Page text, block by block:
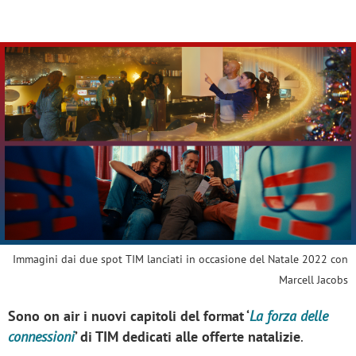
Immagini dai due spot TIM lanciati in occasione del Natale 2022 con
Marcell Jacobs
Sono on air i nuovi capitoli del format ‘La forza delle
connessioni’ di TIM dedicati alle offerte natalizie.